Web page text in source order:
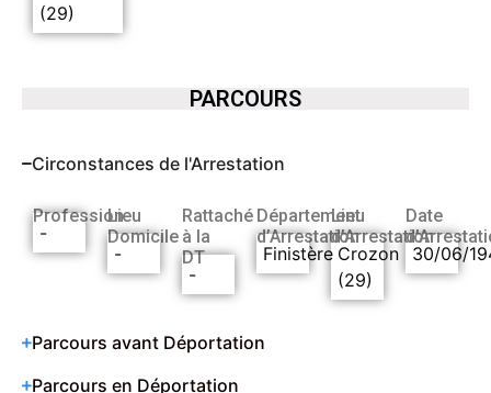
(29)
PARCOURS
Circonstances de l'Arrestation
Profession
-
Lieu
Domicile
-
Rattaché
à la
DT
-
Département
d’Arrestation
Finistère
Lieu
d’Arrestation
Crozon
(29)
Date
30/06/
Parcours avant Déportation
Parcours en Déportation